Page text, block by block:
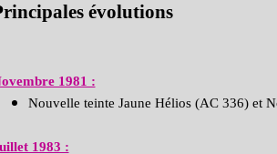
évolutions
1981 :
Nouvelle teinte Jaune Hélios (AC 336) et
1983 :